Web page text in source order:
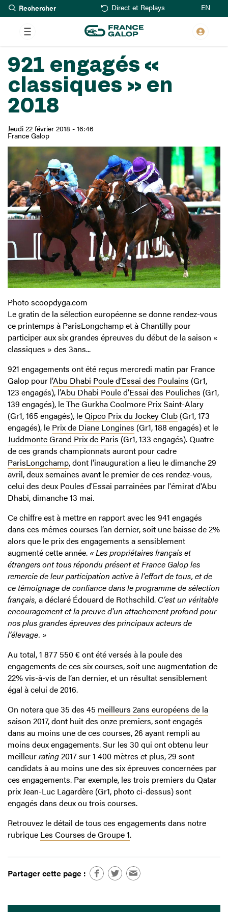
Aller
au
contenu
principal
Rechercher Direct et Replays EN
921 engagés «
classiques » en
2018
Jeudi 22 février 2018 - 16:46
France Galop
Photo scoopdyga.com
Le gratin de la sélection européenne se donne rendez-vous
ce printemps à ParisLongchamp et à Chantilly pour
participer aux six grandes épreuves du début de la saison «
classiques » des 3ans...
921 engagements ont été reçus mercredi matin par France
Galop pour l’Abu Dhabi Poule d’Essai des Poulains (Gr1,
123 engagés), l’Abu Dhabi Poule d’Essai des Pouliches (Gr1,
139 engagés), leThe Gurkha Coolmore Prix Saint-Alary
(Gr1, 165 engagés), leQipco Prix du Jockey Club (Gr1, 173
engagés), le Prix de Diane Longines (Gr1, 188 engagés) et le
Juddmonte Grand Prix de Paris (Gr1, 133 engagés). Quatre
de ces grands championnats auront pour cadre
ParisLongchamp, dont l'inauguration a lieu le dimanche 29
avril, deux semaines avant le premier de ces rendez-vous,
celui des deux Poules d'Essai parrainées par l'émirat d'Abu
Dhabi, dimanche 13 mai.
Ce chiffre est à mettre en rapport avec les 941 engagés
dans ces mêmes courses l’an dernier, soit une baisse de 2%
alors que le prix des engagements a sensiblement
augmenté cette année. « Les propriétaires français et
étrangers ont tous répondu présent et France Galop les
remercie de leur participation active à l’effort de tous, et de
ce témoignage de confiance dans le programme de sélection
français, a déclaré Édouard de Rothschild. C’est un véritable
encouragement et la preuve d’un attachement profond pour
nos plus grandes épreuves des principaux acteurs de
l’élevage. »
Au total, 1 877 550 € ont été versés à la poule des
engagements de ces six courses, soit une augmentation de
22% vis-à-vis de l’an dernier, et un résultat sensiblement
égal à celui de 2016.
On notera que 35 des 45 meilleurs 2ans européens de la
saison 2017, dont huit des onze premiers, sont engagés
dans au moins une de ces courses, 26 ayant rempli au
moins deux engagements. Sur les 30 qui ont obtenu leur
meilleurrating2017 sur 1 400 mètres et plus, 29 sont
candidats à au moins une des six épreuves concernées par
ces engagements. Par exemple, les trois premiers du Qatar
prix Jean-Luc Lagardère (Gr1, photo ci-dessus) sont
engagés dans deux ou trois courses.
Retrouvez le détail de tous ces engagements dans notre
rubrique Les Courses de Groupe 1.
Partager cette page :